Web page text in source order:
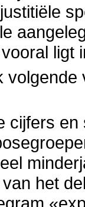
ligt
cijfers
het